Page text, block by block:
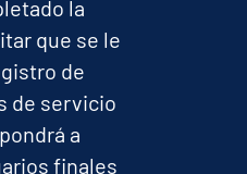
la
que se le
de
de servicio
a
finales